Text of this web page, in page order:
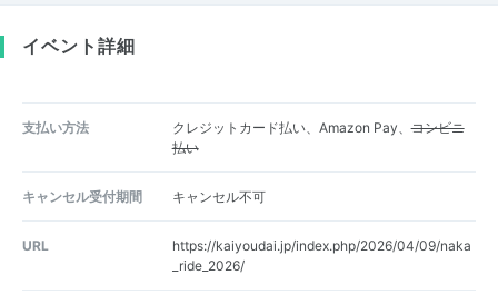
イベント詳細
支払い方法 クレジットカード払い、Amazon Pay、コンビニ
払い
キャンセル受付期間 キャンセル不可
URL
https://kaiyoudai.jp/index.php/2026/04/09/naka
_ride_2026/